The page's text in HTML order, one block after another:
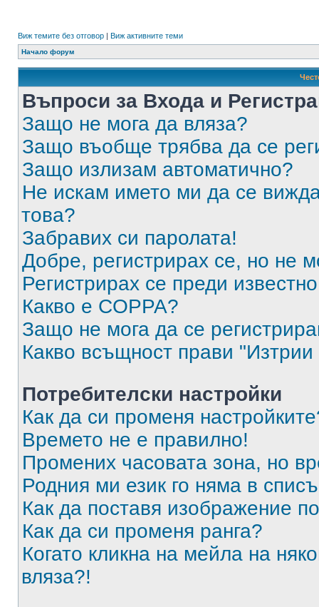
Виж темите без отговор | Виж активните теми
Начало форум
Въпроси за Входа и
Защо не мога да вляза?
Защо въобще трябва да се
Защо излизам автоматично?
Не искам името ми да се
това?
Забравих си паролата!
Добре, регистрирах се, но не
Регистрирах се преди
Какво е COPPA?
Защо не мога да се
Какво всъщност прави "Изтрии
Потребителски настройки
Как да си променя
Времето не е правилно!
Промених часовата зона, но
Родния ми език го няма в
Как да поставя изображение
Как да си променя ранга?
Когато кликна на мейла на
вляза?!